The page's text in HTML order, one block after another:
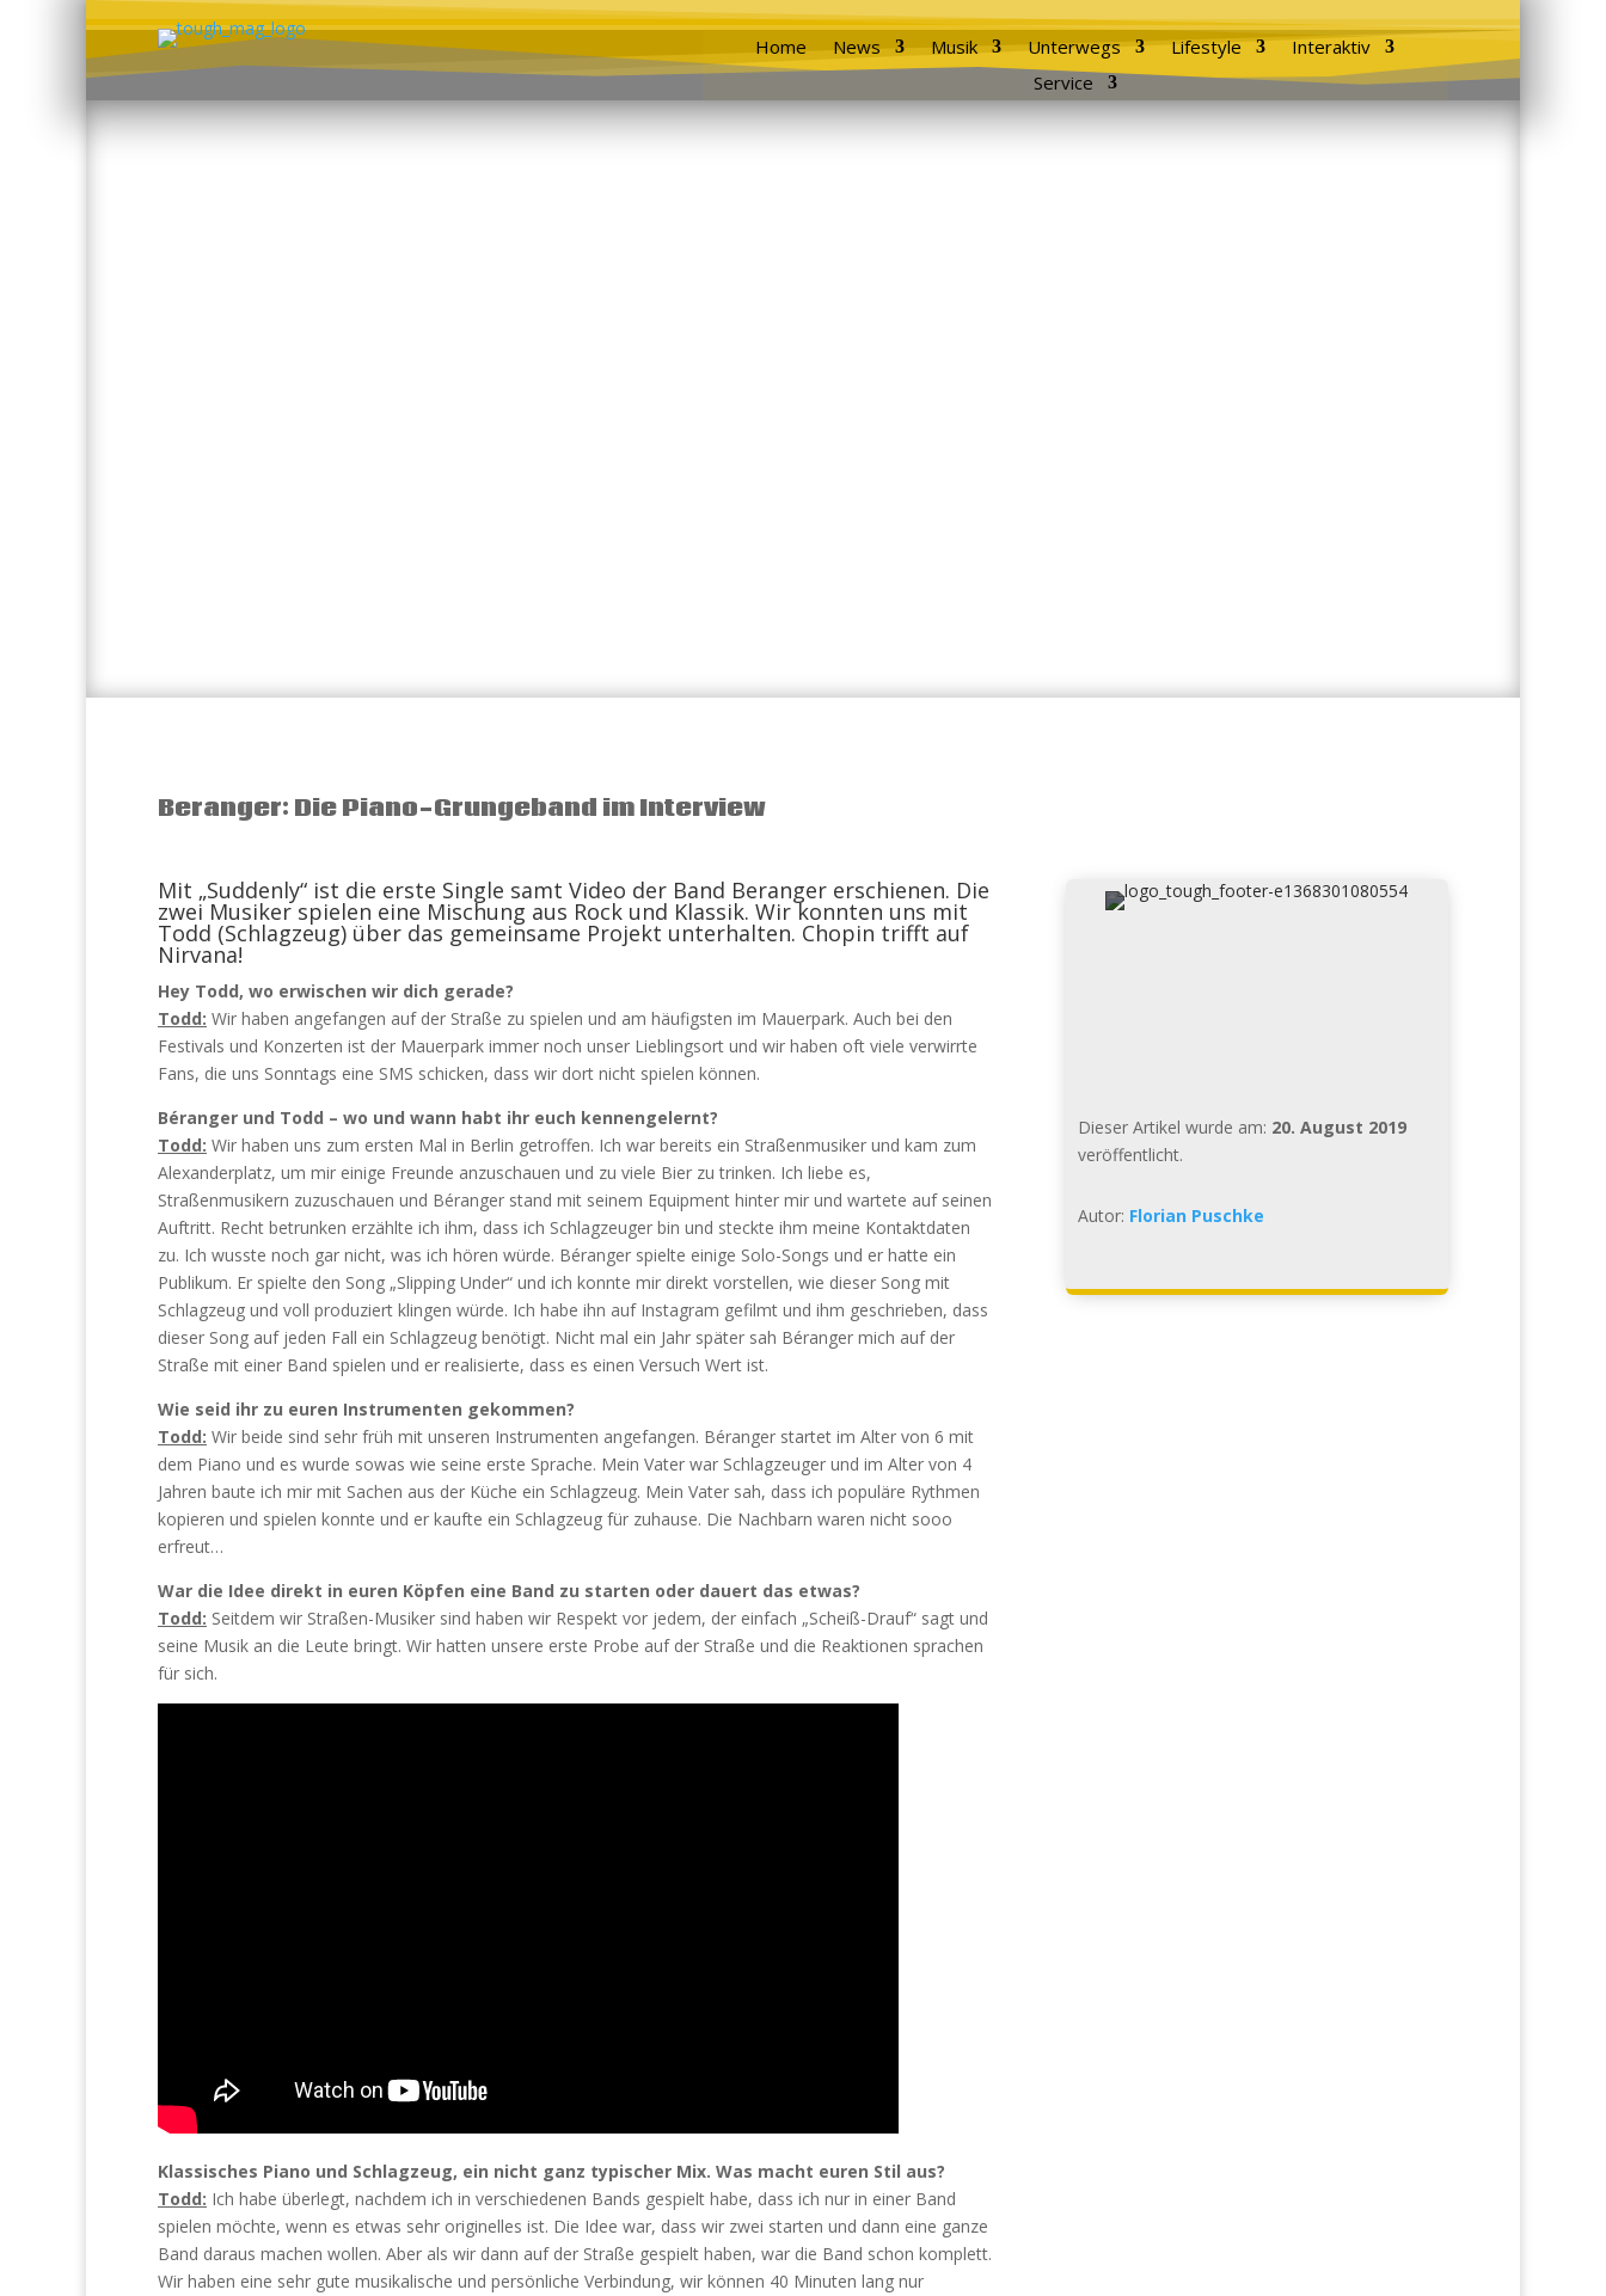
Home News Musik Unterwegs Lifestyle
Interaktiv
Service
Beranger: Die Piano-Grungeband im Interview
Mit „Suddenly“ ist die erste Single samt Video der Band Beranger erschienen. Die
zwei Musiker spielen eine Mischung aus Rock und Klassik. Wir konnten uns mit
Todd (Schlagzeug) über das gemeinsame Projekt unterhalten. Chopin trifft auf
Nirvana!
Hey Todd, wo erwischen wir dich gerade?
Todd: Wir haben angefangen auf der Straße zu spielen und am häufigsten im Mauerpark. Auch bei den
Festivals und Konzerten ist der Mauerpark immer noch unser Lieblingsort und wir haben oft viele verwirrte
Fans, die uns Sonntags eine SMS schicken, dass wir dort nicht spielen können.
Béranger und Todd – wo und wann habt ihr euch kennengelernt?
Todd: Wir haben uns zum ersten Mal in Berlin getroffen. Ich war bereits ein Straßenmusiker und kam zum
Alexanderplatz, um mir einige Freunde anzuschauen und zu viele Bier zu trinken. Ich liebe es,
Straßenmusikern zuzuschauen und Béranger stand mit seinem Equipment hinter mir und wartete auf seinen
Auftritt. Recht betrunken erzählte ich ihm, dass ich Schlagzeuger bin und steckte ihm meine Kontaktdaten
zu. Ich wusste noch gar nicht, was ich hören würde. Béranger spielte einige Solo-Songs und er hatte ein
Publikum. Er spielte den Song „Slipping Under“ und ich konnte mir direkt vorstellen, wie dieser Song mit
Schlagzeug und voll produziert klingen würde. Ich habe ihn auf Instagram gefilmt und ihm geschrieben, dass
dieser Song auf jeden Fall ein Schlagzeug benötigt. Nicht mal ein Jahr später sah Béranger mich auf der
Straße mit einer Band spielen und er realisierte, dass es einen Versuch Wert ist.
Wie seid ihr zu euren Instrumenten gekommen?
Todd: Wir beide sind sehr früh mit unseren Instrumenten angefangen. Béranger startet im Alter von 6 mit
dem Piano und es wurde sowas wie seine erste Sprache. Mein Vater war Schlagzeuger und im Alter von 4
Jahren baute ich mir mit Sachen aus der Küche ein Schlagzeug. Mein Vater sah, dass ich populäre Rythmen
kopieren und spielen konnte und er kaufte ein Schlagzeug für zuhause. Die Nachbarn waren nicht sooo
erfreut…
War die Idee direkt in euren Köpfen eine Band zu starten oder dauert das etwas?
Todd: Seitdem wir Straßen-Musiker sind haben wir Respekt vor jedem, der einfach „Scheiß-Drauf“ sagt und
seine Musik an die Leute bringt. Wir hatten unsere erste Probe auf der Straße und die Reaktionen sprachen
für sich.
Klassisches Piano und Schlagzeug, ein nicht ganz typischer Mix. Was macht euren Stil aus?
Todd: Ich habe überlegt, nachdem ich in verschiedenen Bands gespielt habe, dass ich nur in einer Band
spielen möchte, wenn es etwas sehr originelles ist. Die Idee war, dass wir zwei starten und dann eine ganze
Band daraus machen wollen. Aber als wir dann auf der Straße gespielt haben, war die Band schon komplett.
Wir haben eine sehr gute musikalische und persönliche Verbindung, wir können 40 Minuten lang nur
Dieser Artikel wurde am: 20. August 2019
veröffentlicht.
Autor: Florian Puschke